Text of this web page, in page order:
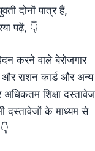
दोनों पात्र हैं,
पढ़ें, 👇
करने वाले बेरोजगार
राशन कार्ड और अन्य
शिक्षा दस्तावेज
दस्तावेजों के माध्यम से